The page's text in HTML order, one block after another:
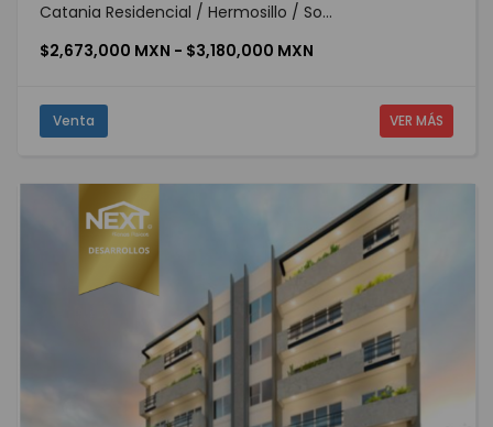
Catania Residencial / Hermosillo / So...
$2,673,000 MXN - $3,180,000 MXN
Venta VER MÁS